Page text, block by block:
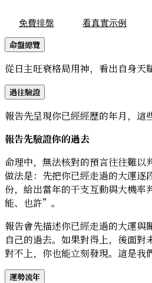
免費排盤
看真實示例
命盤總覽
從日主旺衰格局用神，看出自身天
過往驗證
報告先呈現你已經經歷的年月，這
報告先驗證你的過去
命理中，無法核對的預言往往難以
做法是：先把你已經走過的大運逐
份，給出當年的干支互動與大機
能、也許”。
報告會先描述你已經走過的大運與
自己的過去。如果對得上，後面對
對不上，你也能立刻發現。這是我
運勢流年